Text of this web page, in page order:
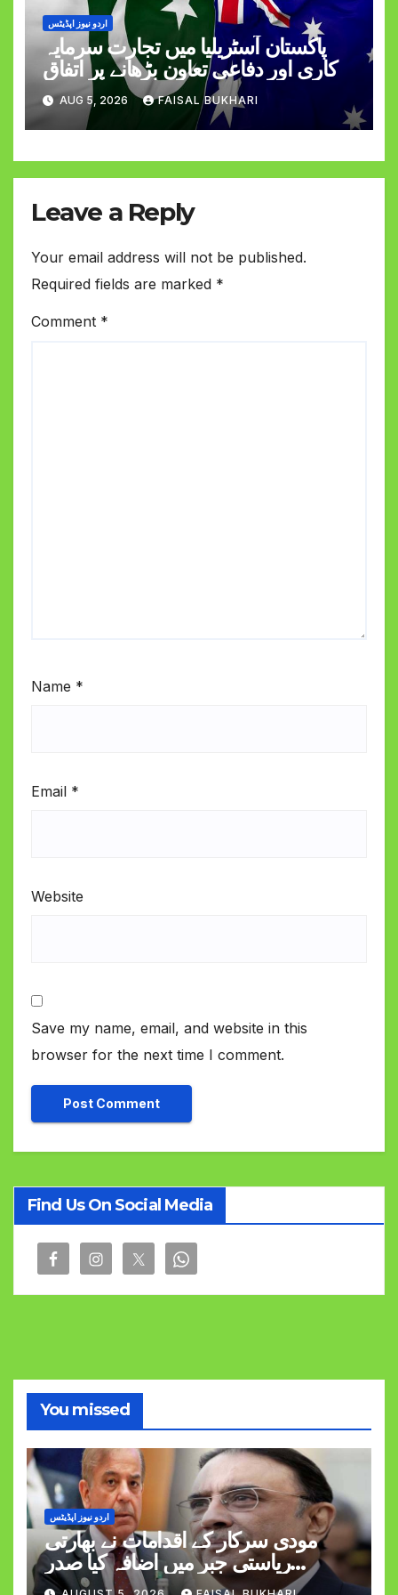
اردو نیوز اپڈیٹس
پاکستان آسٹریلیا میں تجارت سرمایہ
کاری اور دفاعی تعاون بڑھانے پر اتفاق
AUG 5, 2026 FAISAL BUKHARI
Leave a Reply
Your email address will not be published.
Required fields are marked *
Comment *
Name *
Email *
Website
Save my name, email, and website in this
browser for the next time I comment.
Find Us On Social Media
You missed
اردو نیوز اپڈیٹس
مودی سرکار کے اقدامات نے بھارتی
ریاستی جبر میں اضافہ کیا صدر
وزیراعظم